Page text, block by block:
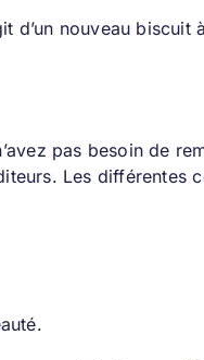
d’un nouveau
pas besoin de
Les différentes